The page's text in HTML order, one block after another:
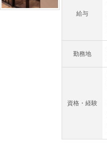
給与
勤務地
資格・経験